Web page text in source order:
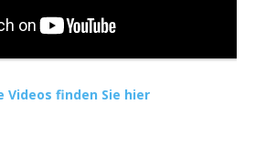
Videos finden Sie hier